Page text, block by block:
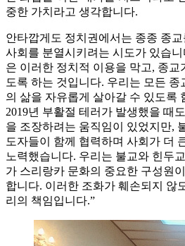
중한 가치라고 생각합니다.
안타깝게도 정치권에서는 종종 종
사회를 분열시키려는 시도가 있습
은 이러한 정치적 이용을 막고, 종
도록 하는 것입니다. 우리는 모든 종
의 삶을 자유롭게 살아갈 수 있도록
2019년 부활절 테러가 발생했을 때
을 조장하려는 움직임이 있었지만,
도자들이 함께 협력하며 사회가 더
노력했습니다. 우리는 불교와 힌두
가 스리랑카 문화의 중요한 구성원
합니다. 이러한 조화가 훼손되지 않
리의 책임입니다.”